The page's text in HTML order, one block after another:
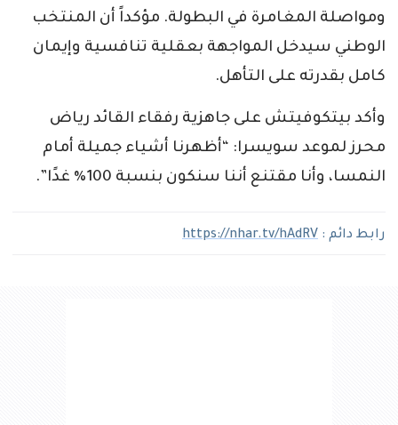
ومواصلة المغامرة في البطولة. مؤكداً أن المنتخب
الوطني سيدخل المواجهة بعقلية تنافسية وإيمان
كامل بقدرته على التأهل.
وأكد بيتكوفيتش على جاهزية رفقاء القائد رياض
محرز لموعد سويسرا: “أظهرنا أشياء جميلة أمام
النمسا، وأنا مقتنع أننا سنكون بنسبة 100٪ غدًا”.
رابط دائم : https://nhar.tv/hAdRV